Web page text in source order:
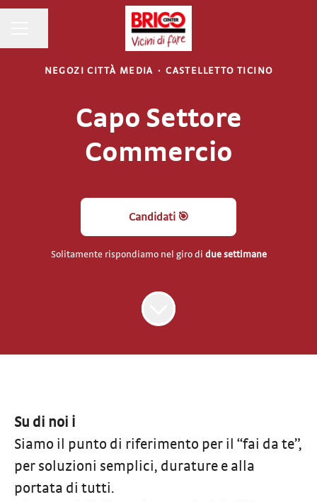
NEGOZI CITTÀ MEDIA · CASTELLETTO TICINO
Capo Settore
Commercio
Candidati 🎯
Solitamente rispondiamo nel giro di due settimane
Su di noi ℹ️
Siamo il punto di riferimento per il “fai da te”,
per soluzioni semplici, durature e alla
portata di tutti.